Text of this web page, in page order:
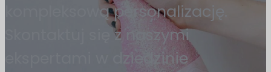
kompleksową personalizację.
Skontaktuj się z naszymi
ekspertami w dziedzinie